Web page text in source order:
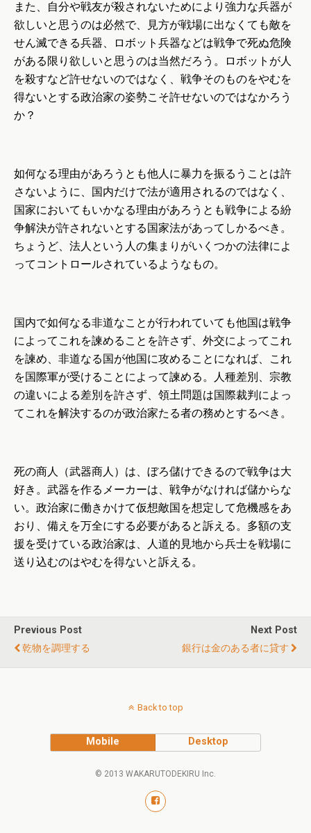
また、自分や戦友が殺されないためにより強力な兵器が
欲しいと思うのは必然で、見方が戦場に出なくても敵を
せん滅できる兵器、ロボット兵器などは戦争で死ぬ危険
がある限り欲しいと思うのは当然だろう。ロボットが人
を殺すなど許せないのではなく、戦争そのものをやむを
得ないとする政治家の姿勢こそ許せないのではなかろう
か？
如何なる理由があろうとも他人に暴力を振るうことは許
さないように、国内だけで法が適用されるのではなく、
国家においてもいかなる理由があろうとも戦争による紛
争解決が許されないとする国家法があってしかるべき。
ちょうど、法人という人の集まりがいくつかの法律によ
ってコントロールされているようなもの。
国内で如何なる非道なことが行われていても他国は戦争
によってこれを諫めることを許さず、外交によってこれ
を諫め、非道なる国が他国に攻めることになれば、これ
を国際軍が受けることによって諫める。人種差別、宗教
の違いによる差別を許さず、領土問題は国際裁判によっ
てこれを解決するのが政治家たる者の務めとするべき。
死の商人（武器商人）は、ぼろ儲けできるので戦争は大
好き。武器を作るメーカーは、戦争がなければ儲からな
い。政治家に働きかけて仮想敵国を想定して危機感をあ
おり、備えを万全にする必要があると訴える。多額の支
援を受けている政治家は、人道的見地から兵士を戦場に
送り込むのはやむを得ないと訴える。
Previous Post
乾物を調理する
Next Post
銀行は金のある者に貸す
Back to top
Mobile Desktop
© 2013 WAKARUTODEKIRU Inc.